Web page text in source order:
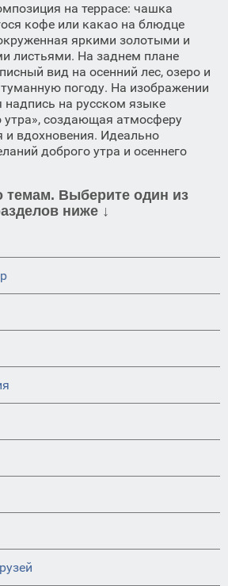
на террасе: чашка
кофе или какао на блюдце
яркими золотыми и
листьями. На заднем плане
вид на осенний лес, озеро и
погоду. На изображении
надпись на русском языке
утра», создающая атмосферу
и вдохновения. Идеально
доброго утра и осеннего
темам. Выберите один из
ниже ↓